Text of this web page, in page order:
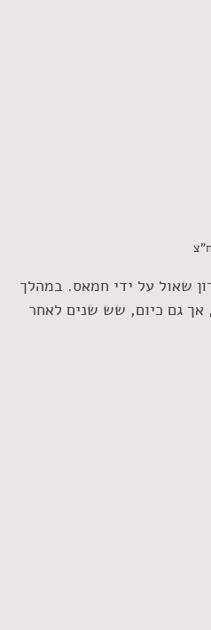
ז"ל וסמ"ר אורון שאול על ידי חמאס. במהלך
אך גם כיום, שש שנים לאחר